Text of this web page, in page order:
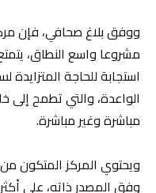
مشروعا واسع النطاق،
استجابة للحاجة المتزايدة
مباشرة وغير مباشرة.
ويحتوي المركز المتكون